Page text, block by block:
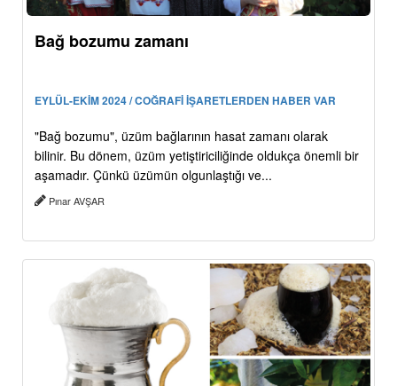
Bağ bozumu zamanı
EYLÜL-EKİM 2024 / COĞRAFİ İŞARETLERDEN HABER VAR
"Bağ bozumu", üzüm bağlarının hasat zamanı olarak
bilinir. Bu dönem, üzüm yetiştiriciliğinde oldukça önemli bir
aşamadır. Çünkü üzümün olgunlaştığı ve...
Pınar AVŞAR